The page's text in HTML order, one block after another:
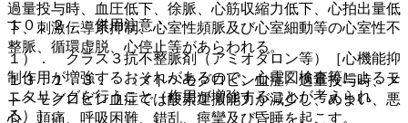
過量投与時、血圧低下、徐脈、心筋収縮力低下、心拍出量低
下、刺激伝導系抑制、心室性頻脈及び心室細動等の心室性不
整脈、循環虚脱、心停止等があらわれる。
１３．１．３． 〈メトヘモグロビン血症〉過量投与時、メ
トヘモグロビン血症では酸素運搬能力が減少し、めまい、悪
心、頭痛、呼吸困難、錯乱、痙攣及び昏睡を起こす。
１０．２． 併用注意：
１）． クラス３抗不整脈剤（アミオダロン等）［心機能抑
制作用が増強するおそれがあるので、心電図検査等によるモ
ニタリングを行うこと（作用が増強することが考えられ
る）］。